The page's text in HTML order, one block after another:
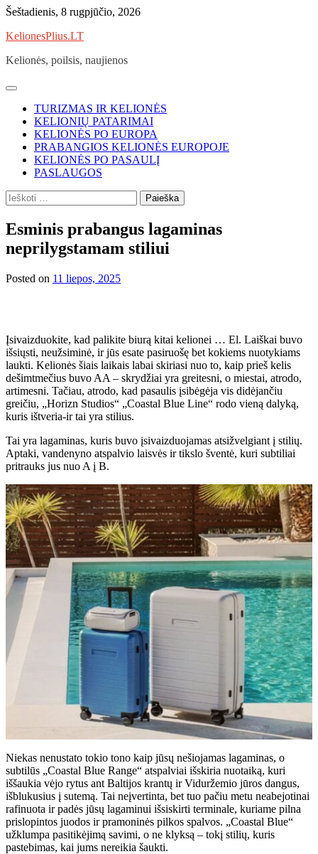
Skip
content
Šeštadienis, 8 rugpjūčio, 2026
KelionesPlius.LT
Kelionės, poilsis, naujienos
TURIZMAS IR KELIONĖS
KELIONIŲ PATARIMAI
KELIONĖS PO EUROPA
PRABANGIOS KELIONĖS EUROPOJE
KELIONĖS PO PASAULĮ
PASLAUGOS
Ieškoti:
Esminis prabangus lagaminas
neprilygstamam stiliui
Posted on 11 liepos, 2025
Įsivaizduokite, kad palikite biurą kitai kelionei … El. Laiškai buvo
išsiųsti, neužsiminė, ir jūs esate pasiruošę bet kokiems nuotykiams
laukti. Kelionės šiais laikais labai skiriasi nuo to, kaip prieš kelis
dešimtmečius buvo AA – skrydžiai yra greitesni, o miestai, atrodo,
artimesni. Tačiau, atrodo, kad pasaulis įsibėgėja vis didėjančiu
greičiu, „Horizn Studios“ „Coastal Blue Line“ rodo vieną dalyką,
kuris ištveria-ir tai yra stilius.
Tai yra lagaminas, kuris buvo įsivaizduojamas atsižvelgiant į stilių.
Aptaki, vandenyno atspalvio laisvės ir tikslo šventė, kuri subtiliai
pritrauks jus nuo A į B.
Niekas nenustato tokio tono kaip jūsų nešiojamas lagaminas, o
subtilūs „Coastal Blue Range“ atspalviai išskiria nuotaiką, kuri
iššaukia vėjo rytus ant Baltijos krantų ir Viduržemio jūros dangus,
išblukusius į sutemą. Tai neįvertinta, bet tuo pačiu metu neabejotinai
rafinuota ir padės jūsų lagaminui išsiskirti terminale, kuriame pilna
prislopintos juodos ir pramoninės pilkos spalvos. „Coastal Blue“
užklumpa pasitikėjimą savimi, o ne klyksą – tokį stilių, kuris
pastebimas, kai jums nereikia šaukti.